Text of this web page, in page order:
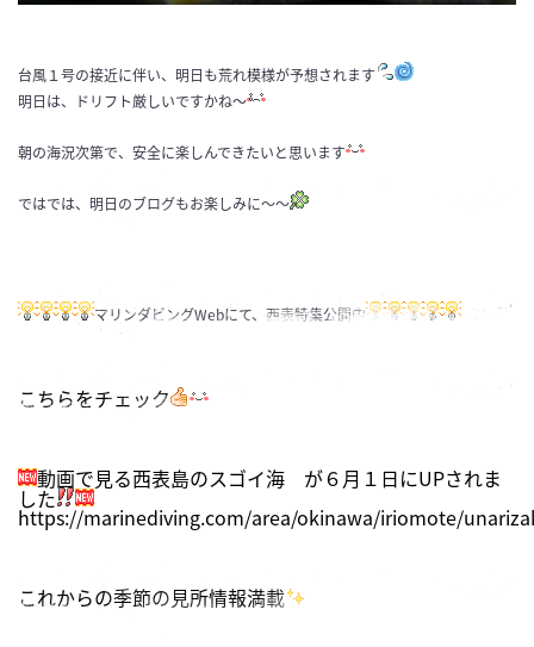
台風１号の接近に伴い、明日も荒れ模様が予想されます
明日は、ドリフト厳しいですかね〜
朝の海況次第で、安全に楽しんできたいと思います
ではでは、明日のブログもお楽しみに〜〜
マリンダビングWebにて、西表特集公開中
こちらをチェック
動画で見る西表島のスゴイ海 が６月１日にUPされま
した
https://marinediving.com/area/okinawa/iriomote/
これからの季節の見所情報満載